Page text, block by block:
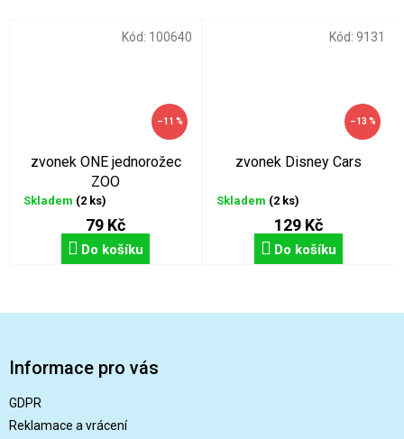
–11 %
zvonek ONE jednorožec
ZOO
Skladem (2 ks)
79 Kč
Do košíku
Kód: 100640
–13 %
zvonek Disney Cars
Skladem (2 ks)
129 Kč
Do košíku
Kód: 9131
Informace pro vás
GDPR
Reklamace a vrácení